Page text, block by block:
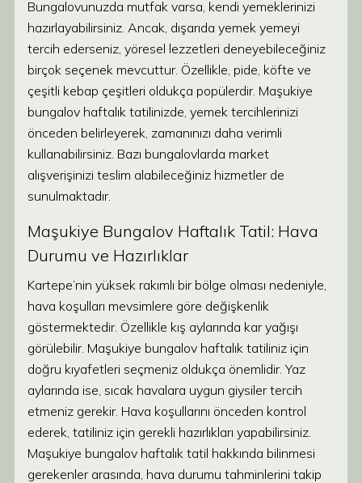
Bungalovunuzda mutfak varsa, kendi yemeklerinizi
hazırlayabilirsiniz. Ancak, dışarıda yemek yemeyi
tercih ederseniz, yöresel lezzetleri deneyebileceğiniz
birçok seçenek mevcuttur. Özellikle, pide, köfte ve
çeşitli kebap çeşitleri oldukça popülerdir. Maşukiye
bungalov haftalık tatilinizde, yemek tercihlerinizi
önceden belirleyerek, zamanınızı daha verimli
kullanabilirsiniz. Bazı bungalovlarda market
alışverişinizi teslim alabileceğiniz hizmetler de
sunulmaktadır.
Maşukiye Bungalov Haftalık Tatil: Hava
Durumu ve Hazırlıklar
Kartepe’nin yüksek rakımlı bir bölge olması nedeniyle,
hava koşulları mevsimlere göre değişkenlik
göstermektedir. Özellikle kış aylarında kar yağışı
görülebilir. Maşukiye bungalov haftalık tatiliniz için
doğru kıyafetleri seçmeniz oldukça önemlidir. Yaz
aylarında ise, sıcak havalara uygun giysiler tercih
etmeniz gerekir. Hava koşullarını önceden kontrol
ederek, tatiliniz için gerekli hazırlıkları yapabilirsiniz.
Maşukiye bungalov haftalık tatil hakkında bilinmesi
gerekenler arasında, hava durumu tahminlerini takip